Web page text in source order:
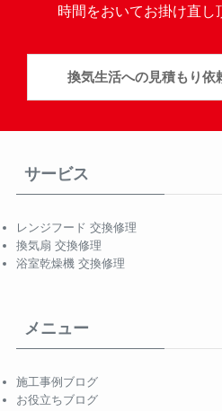
時間をおいてお掛け直し
換気生活への見積もり依
サービス
レンジフード 交換修理
換気扇 交換修理
浴室乾燥機 交換修理
メニュー
施工事例ブログ
お役立ちブログ